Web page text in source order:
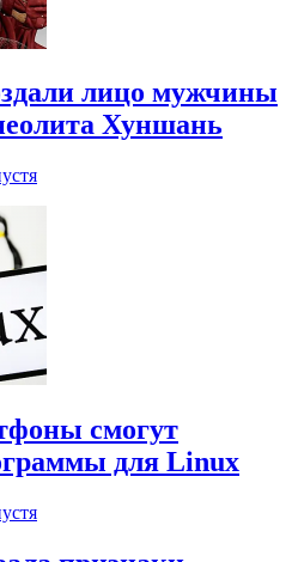
лицо мужчины
Хуншань
смогут
для Linux